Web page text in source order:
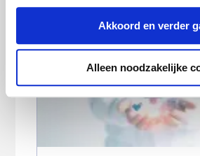
Akkoord en verder
Alleen noodzakelijke
zorgverzekering